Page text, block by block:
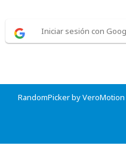
Iniciar sesión con
RandomPicker by